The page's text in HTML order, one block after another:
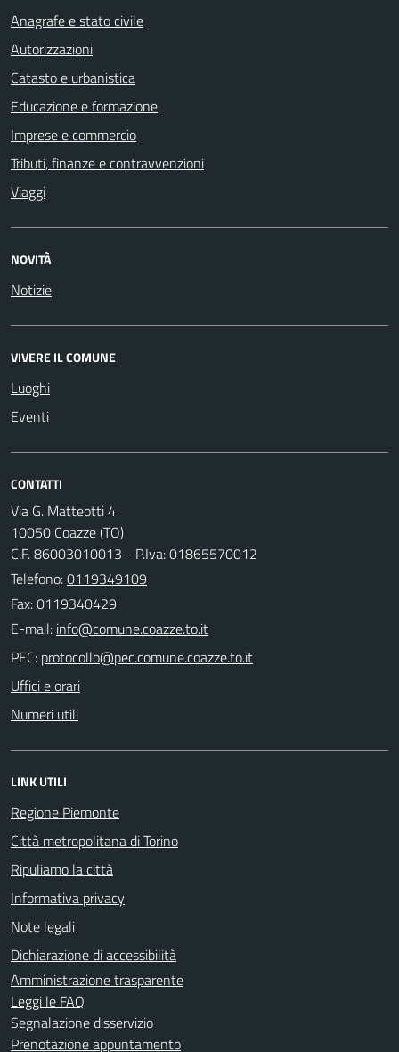
Anagrafe e stato civile
Autorizzazioni
Catasto e urbanistica
Educazione e formazione
Imprese e commercio
Tributi, finanze e contravvenzioni
Viaggi
NOVITÀ
Notizie
VIVERE IL COMUNE
Luoghi
Eventi
CONTATTI
Via G. Matteotti 4
10050 Coazze (TO)
C.F. 86003010013 - P.Iva: 01865570012
Telefono:0119349109
Fax: 0119340429
E-mail:
PEC:
Uffici e orari
Numeri utili
LINK UTILI
Regione Piemonte
Città metropolitana di Torino
Ripuliamo la città
Informativa privacy
Note legali
Dichiarazione di accessibilità
Amministrazione trasparente
Leggi le FAQ
Segnalazione disservizio
Prenotazione appuntamento